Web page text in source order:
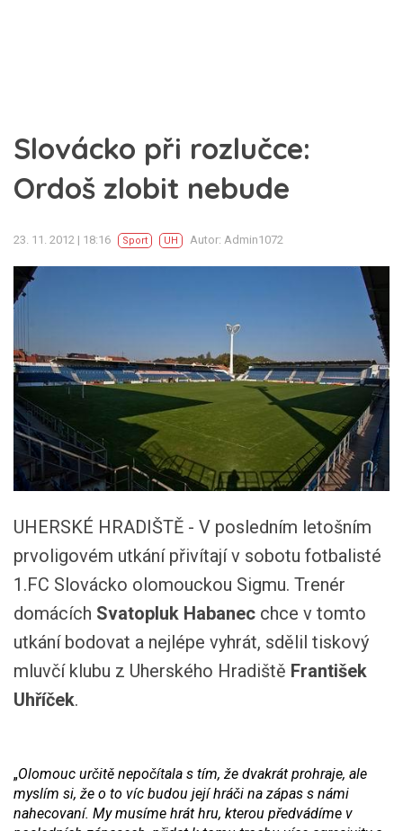
Slovácko při rozlučce:
Ordoš zlobit nebude
23. 11. 2012 | 18:16 Sport UH Autor: Admin1072
UHERSKÉ HRADIŠTĚ - V posledním letošním
prvoligovém utkání přivítají v sobotu fotbalisté
1.FC Slovácko olomouckou Sigmu. Trenér
domácích Svatopluk Habanec chce v tomto
utkání bodovat a nejlépe vyhrát, sdělil tiskový
mluvčí klubu z Uherského Hradiště František
Uhříček.
„Olomouc určitě nepočítala s tím, že dvakrát prohraje, ale
myslím si, že o to víc budou její hráči na zápas s námi
nahecovaní. My musíme hrát hru, kterou předvádíme v